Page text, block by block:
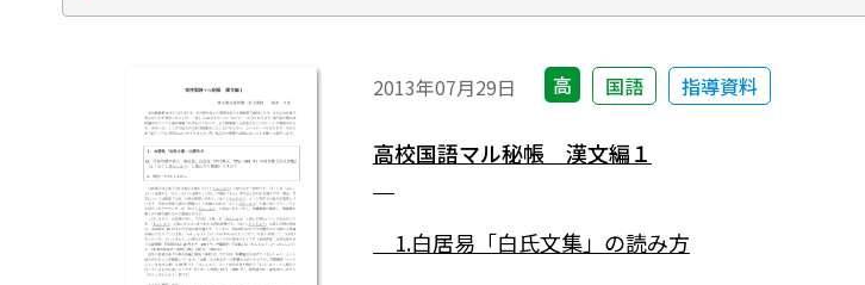
2013年07月29日 高 国語 指導資料
高校国語マル秘帳 漢文編１
1.白居易「白氏文集」の読み方